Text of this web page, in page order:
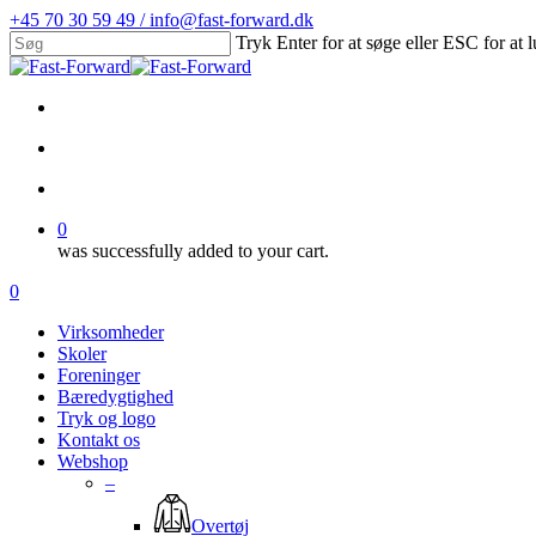
Skip
to
main
+45 70 30 59 49 / info@fast-forward.dk
Tryk Enter for at søge eller ESC for at
Close
0
was successfully added to your cart.
Menu
search
account
0
Virksomheder
Skoler
Foreninger
Bæredygtighed
Tryk og logo
Kontakt os
Webshop
–
Overtøj